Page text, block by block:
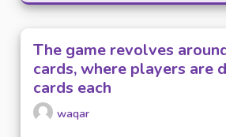
The game revolves
cards, where players are
cards each
waqar